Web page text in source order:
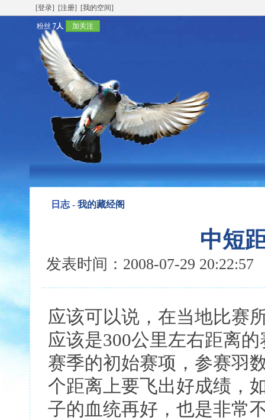
[登录] [注册] [我的空间]
粉丝 7人 加关注
日志 - 我的藏经阁
中短
发表时间：2008-07-29
应该可以说，在当地比赛
应该是300公里左右距离
赛季的初始赛项，参赛羽
个距离上要飞出好成绩，
子的血统再好，也是非常